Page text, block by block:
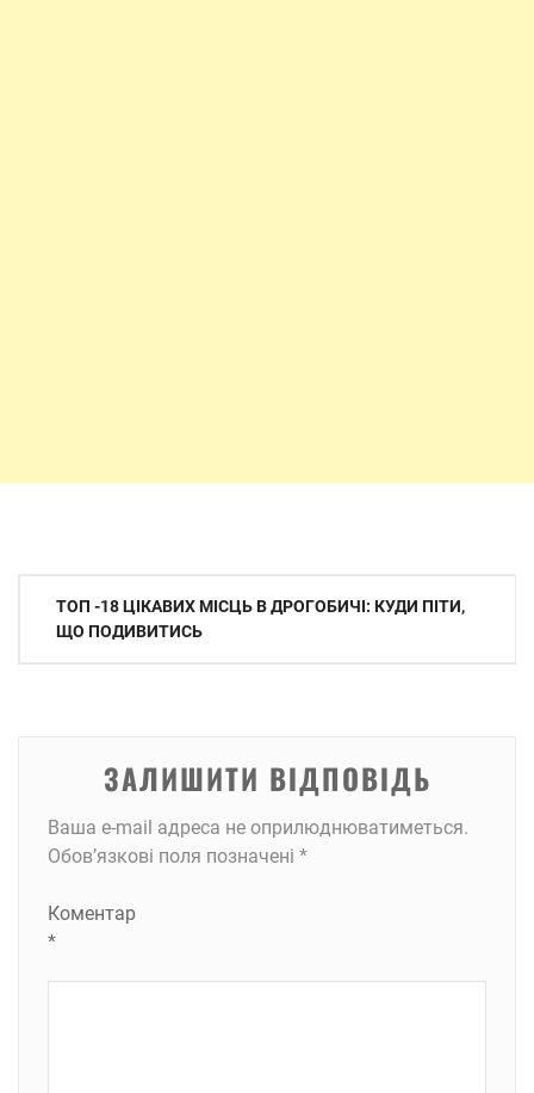
Навігація
записів
ТОП -18 ЦІКАВИХ МІСЦЬ В ДРОГОБИЧІ: КУДИ ПІТИ,
ЩО ПОДИВИТИСЬ
ЗАЛИШИТИ ВІДПОВІДЬ
Ваша e-mail адреса не оприлюднюватиметься.
Обов’язкові поля позначені *
Коментар
*